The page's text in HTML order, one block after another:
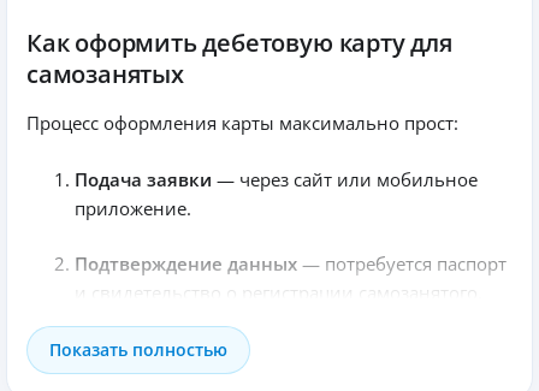
Как оформить дебетовую карту для
самозанятых
Процесс оформления карты максимально прост:
Подача заявки — через сайт или мобильное
приложение.
Подтверждение данных — потребуется паспорт
и свидетельство о регистрации самозанятого.
Получение карты
— в отделении банка или
курьером.
Показать полностью